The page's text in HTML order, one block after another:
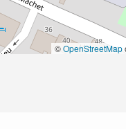
©OpenStreetMap